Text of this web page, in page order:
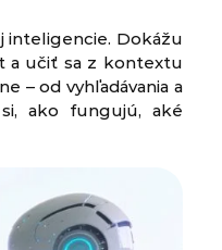
inteligencie. Dokážu
a učiť sa z kontextu
– od vyhľadávania a
ako fungujú, aké